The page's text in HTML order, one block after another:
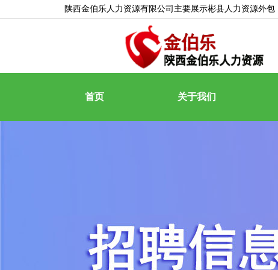
陕西金伯乐人力资源有限公司主要展示彬县人力资源外包
首页 关于我们